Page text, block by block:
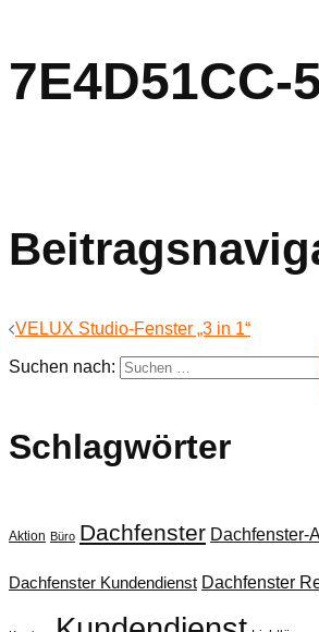
7E4D51CC-
VELUX Studio-Fenster „3 in 1“
Suchen nach:
Schlagwörter
Aktion Büro Dachfenster Dachfenster-
Dachfenster Kundendienst Dachfenster